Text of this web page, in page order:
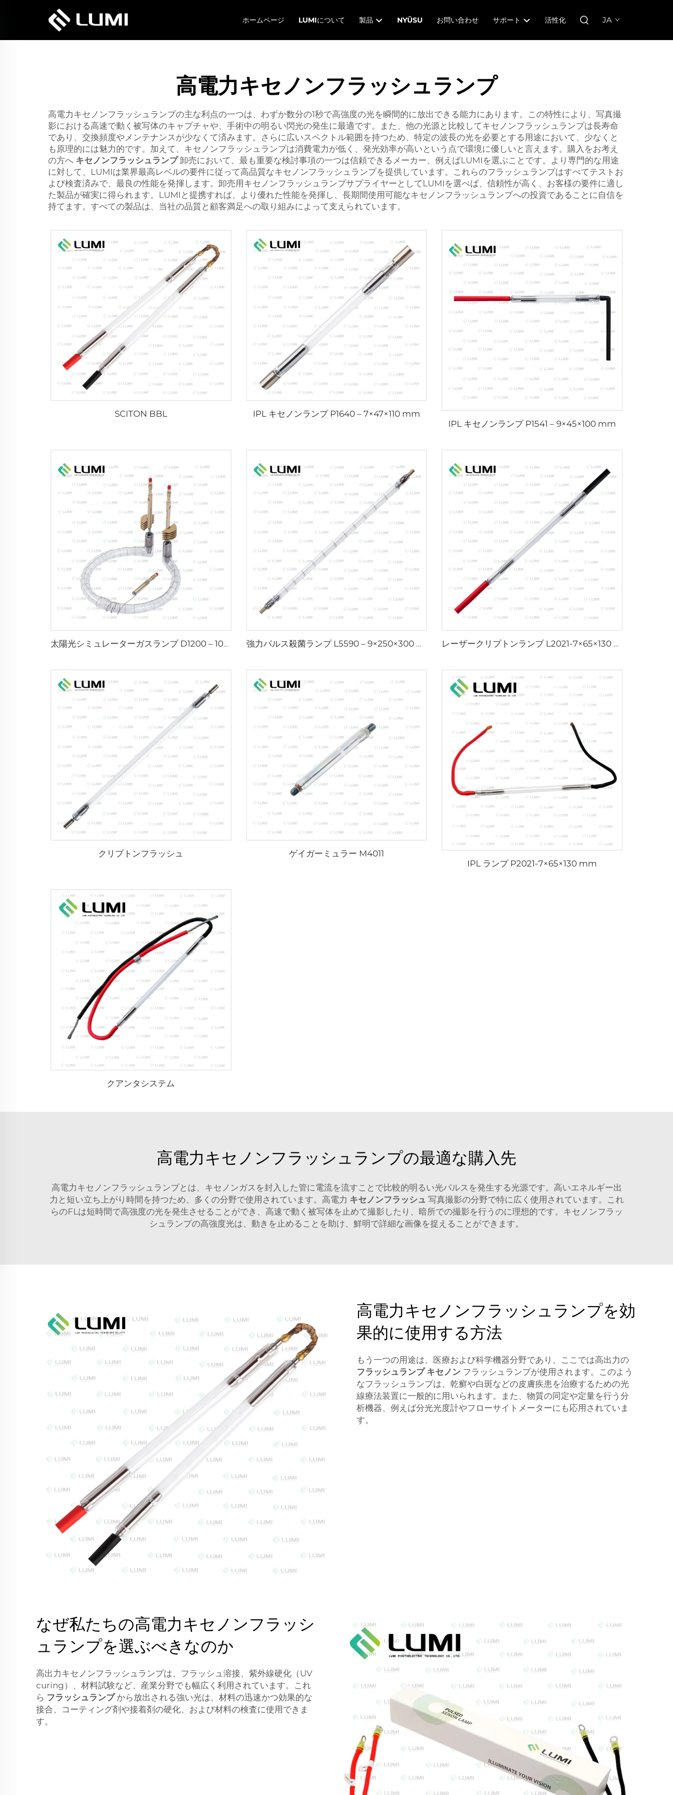
ホームページ LUMIについて 製品 NYŪSU お問い合わせ サポート 活性化 JA
高電力キセノンフラッシュランプ
高電力キセノンフラッシュランプの主な利点の一つは、わずか数分の1秒で高強度の光を瞬間的に放出できる能力にあります。この特性により、写真撮
影における高速で動く被写体のキャプチャや、手術中の明るい閃光の発生に最適です。また、他の光源と比較してキセノンフラッシュランプは長寿命
であり、交換頻度やメンテナンスが少なくて済みます。さらに広いスペクトル範囲を持つため、特定の波長の光を必要とする用途において、少なくと
も原理的には魅力的です。加えて、キセノンフラッシュランプは消費電力が低く、発光効率が高いという点で環境に優しいと言えます。購入をお考え
の方へ キセノンフラッシュランプ卸売において、最も重要な検討事項の一つは信頼できるメーカー、例えばLUMIを選ぶことです。より専門的な用途
に対して、LUMIは業界最高レベルの要件に従って高品質なキセノンフラッシュランプを提供しています。これらのフラッシュランプはすべてテストお
よび検査済みで、最良の性能を発揮します。卸売用キセノンフラッシュランプサプライヤーとしてLUMIを選べば、信頼性が高く、お客様の要件に適し
た製品が確実に得られます。LUMIと提携すれば、より優れた性能を発揮し、長期間使用可能なキセノンフラッシュランプへの投資であることに自信を
持てます。すべての製品は、当社の品質と顧客満足への取り組みによって支えられています。
SCITON BBL
IPL キセノンランプ P1640 – 7×47×110 mm
IPL キセノンランプ P1541 – 9×45×100 mm
太陽光シミュレーターガスランプ D1200 – 10×110 mm 強力パルス殺菌ランプ L5590 – 9×250×300 mm レーザークリプトンランプ L2021-7×65×130 mm
クリプトンフラッシュ
ゲイガーミュラー M4011
IPL ランプ P2021-7×65×130 mm
クアンタシステム
高電力キセノンフラッシュランプの最適な購入先
高電力キセノンフラッシュランプとは、キセノンガスを封入した管に電流を流すことで比較的明るい光パルスを発生する光源です。高いエネルギー出
力と短い立ち上がり時間を持つため、多くの分野で使用されています。高電力 キセノンフラッシュ 写真撮影の分野で特に広く使用されています。これ
らのFLは短時間で高強度の光を発生させることができ、高速で動く被写体を止めて撮影したり、暗所での撮影を行うのに理想的です。キセノンフラッ
シュランプの高強度光は、動きを止めることを助け、鮮明で詳細な画像を捉えることができます。
高電力キセノンフラッシュランプを効
果的に使用する方法
もう一つの用途は、医療および科学機器分野であり、ここでは高出力の
フラッシュランプ キセノン フラッシュランプが使用されます。このよう
なフラッシュランプは、乾癬や白斑などの皮膚疾患を治療するための光
線療法装置に一般的に用いられます。また、物質の同定や定量を行う分
析機器、例えば分光光度計やフローサイトメーターにも応用されていま
す。
なぜ私たちの高電力キセノンフラッシ
ュランプを選ぶべきなのか
高出力キセノンフラッシュランプは、フラッシュ溶接、紫外線硬化（UV
curing）、材料試験など、産業分野でも幅広く利用されています。これ
ら フラッシュランプ から放出される強い光は、材料の迅速かつ効果的な
接合、コーティング剤や接着剤の硬化、および材料の検査に使用できま
す。